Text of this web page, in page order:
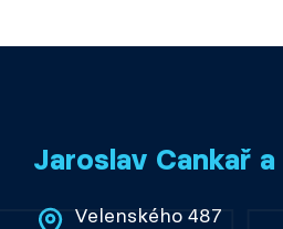
Jaroslav Cankař
Velenského 487